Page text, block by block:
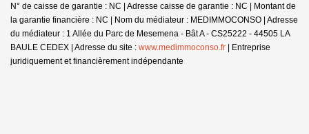
N° de caisse de garantie : NC | Adresse caisse de garantie : NC | Montant de
la garantie financière : NC | Nom du médiateur : MEDIMMOCONSO | Adresse
du médiateur : 1 Allée du Parc de Mesemena - Bât A - CS25222 - 44505 LA
BAULE CEDEX | Adresse du site : www.medimmoconso.fr | Entreprise
juridiquement et financièrement indépendante